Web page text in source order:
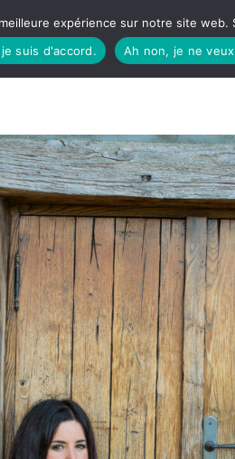
FÊTES BASQUES À
expérience sur notre site
suis d'accord.
Ah non, je ne